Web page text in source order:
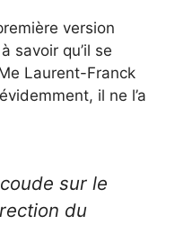
version
savoir qu’il se
Laurent-Franck
il ne l’a
sur le
du